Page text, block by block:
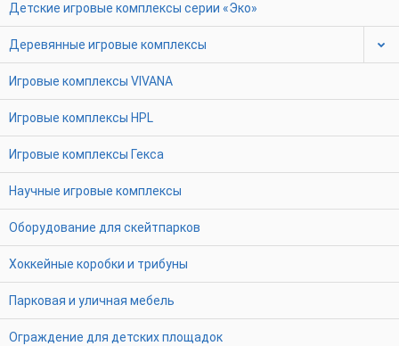
Детские игровые комплексы серии «Эко»
Деревянные игровые комплексы
Игровые комплексы VIVANA
Игровые комплексы HPL
Игровые комплексы Гекса
Научные игровые комплексы
Оборудование для скейтпарков
Хоккейные коробки и трибуны
Парковая и уличная мебель
Ограждение для детских площадок